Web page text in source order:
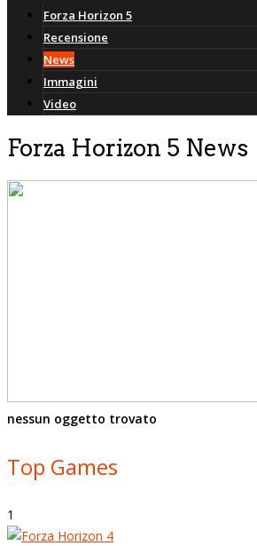
Forza Horizon 5
Recensione
News
Immagini
Video
Forza Horizon 5 News
nessun oggetto trovato
Top Games
1